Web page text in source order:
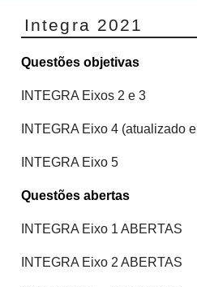
Integra 2021
Questões objetivas
INTEGRA Eixos 2 e 3
INTEGRA Eixo 4 (atualizado
INTEGRA Eixo 5
Questões abertas
INTEGRA Eixo 1 ABERTAS
INTEGRA Eixo 2 ABERTAS